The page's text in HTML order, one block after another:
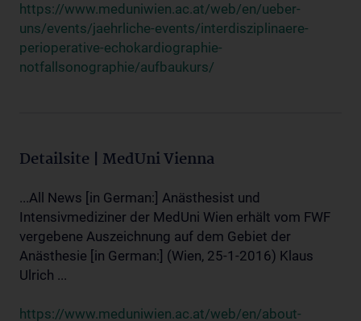
https://www.meduniwien.ac.at/web/en/ueber-
uns/events/jaehrliche-events/interdisziplinaere-
perioperative-echokardiographie-
notfallsonographie/aufbaukurs/
Detailsite | MedUni Vienna
...All News [in German:] Anästhesist und
Intensivmediziner der MedUni Wien erhält vom FWF
vergebene Auszeichnung auf dem Gebiet der
Anästhesie [in German:] (Wien, 25-1-2016) Klaus
Ulrich ...
https://www.meduniwien.ac.at/web/en/about-